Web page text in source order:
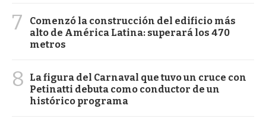
7
Comenzó la construcción del edificio más
alto de América Latina: superará los 470
metros
8
La figura del Carnaval que tuvo un cruce con
Petinatti debuta como conductor de un
histórico programa